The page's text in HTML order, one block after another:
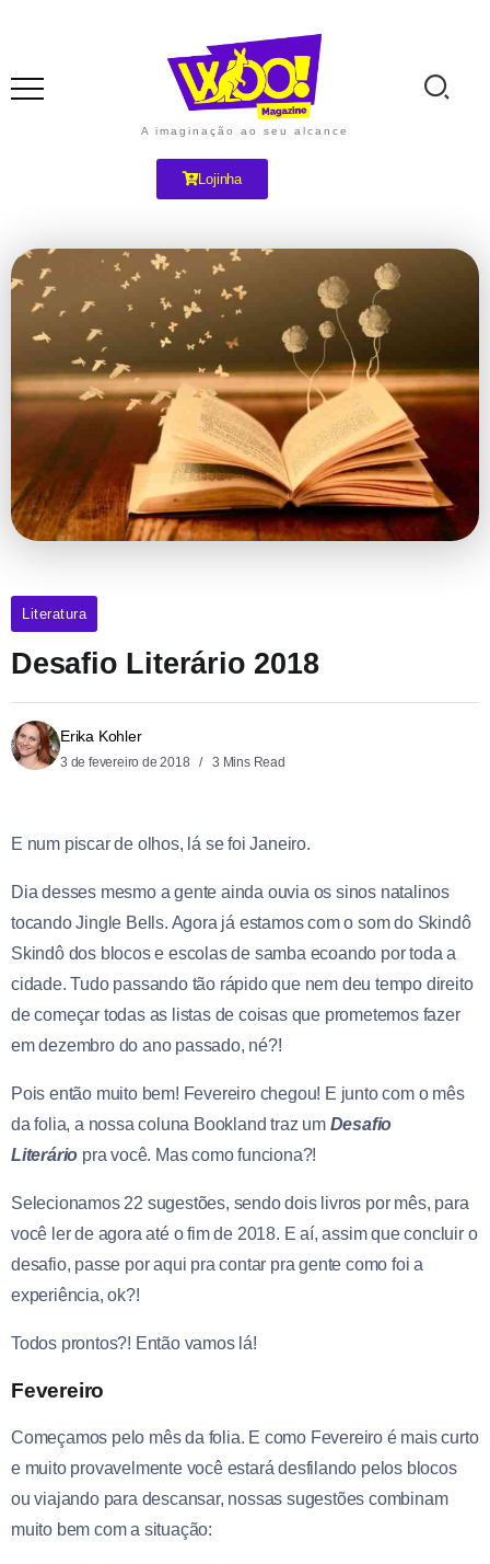
A imaginação ao seu alcance
Lojinha
Literatura
Desafio Literário 2018
Erika Kohler
3 de fevereiro de 2018 3 Mins Read
E num piscar de olhos, lá se foi Janeiro.
Dia desses mesmo a gente ainda ouvia os sinos natalinos
tocando Jingle Bells. Agora já estamos com o som do Skindô
Skindô dos blocos e escolas de samba ecoando por toda a
cidade. Tudo passando tão rápido que nem deu tempo direito
de começar todas as listas de coisas que prometemos fazer
em dezembro do ano passado, né?!
Pois então muito bem! Fevereiro chegou! E junto com o mês
da folia, a nossa coluna Bookland traz um Desafio
Literário pra você. Mas como funciona?!
Selecionamos 22 sugestões, sendo dois livros por mês, para
você ler de agora até o fim de 2018. E aí, assim que concluir o
desafio, passe por aqui pra contar pra gente como foi a
experiência, ok?!
Todos prontos?! Então vamos lá!
Fevereiro
Começamos pelo mês da folia. E como Fevereiro é mais curto
e muito provavelmente você estará desfilando pelos blocos
ou viajando para descansar, nossas sugestões combinam
muito bem com a situação: